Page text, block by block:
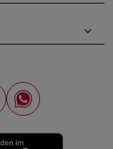
keyboard_arrow_down